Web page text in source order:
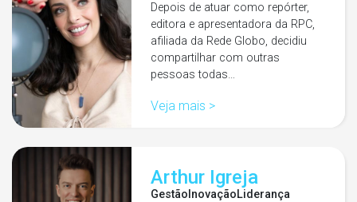
Depois de atuar como repórter,
editora e apresentadora da RPC,
afiliada da Rede Globo, decidiu
compartilhar com outras
pessoas todas…
Veja mais >
Arthur Igreja
Gestão InovaçãoLiderança